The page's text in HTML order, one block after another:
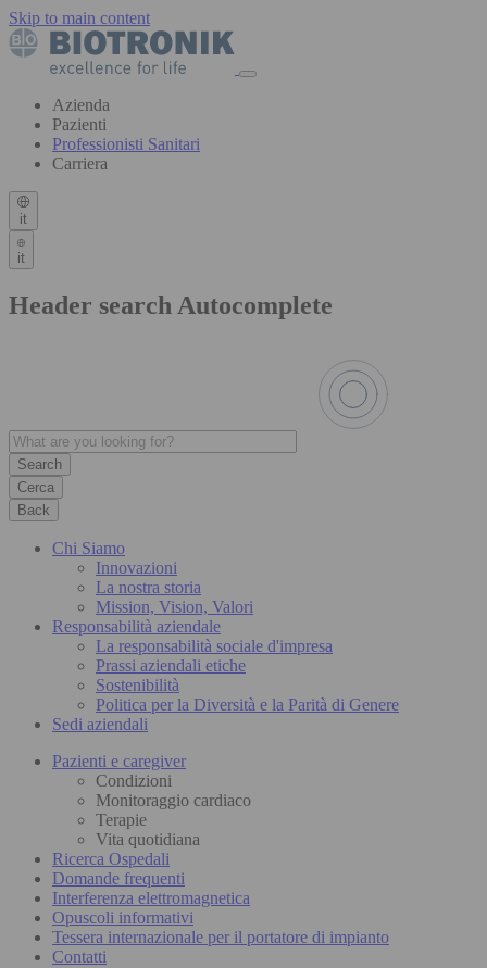
Skip to main content
Azienda
Pazienti
Professionisti Sanitari
Carriera
it
it
Header search Autocomplete
Cerca
Back
Chi Siamo
Innovazioni
La nostra storia
Mission, Vision, Valori
Responsabilità aziendale
La responsabilità sociale d'impresa
Prassi aziendali etiche
Sostenibilità
Politica per la Diversità e la Parità di Genere
Sedi aziendali
Pazienti e caregiver
Condizioni
Monitoraggio cardiaco
Terapie
Vita quotidiana
Ricerca Ospedali
Domande frequenti
Interferenza elettromagnetica
Opuscoli informativi
Tessera internazionale per il portatore di impianto
Contatti